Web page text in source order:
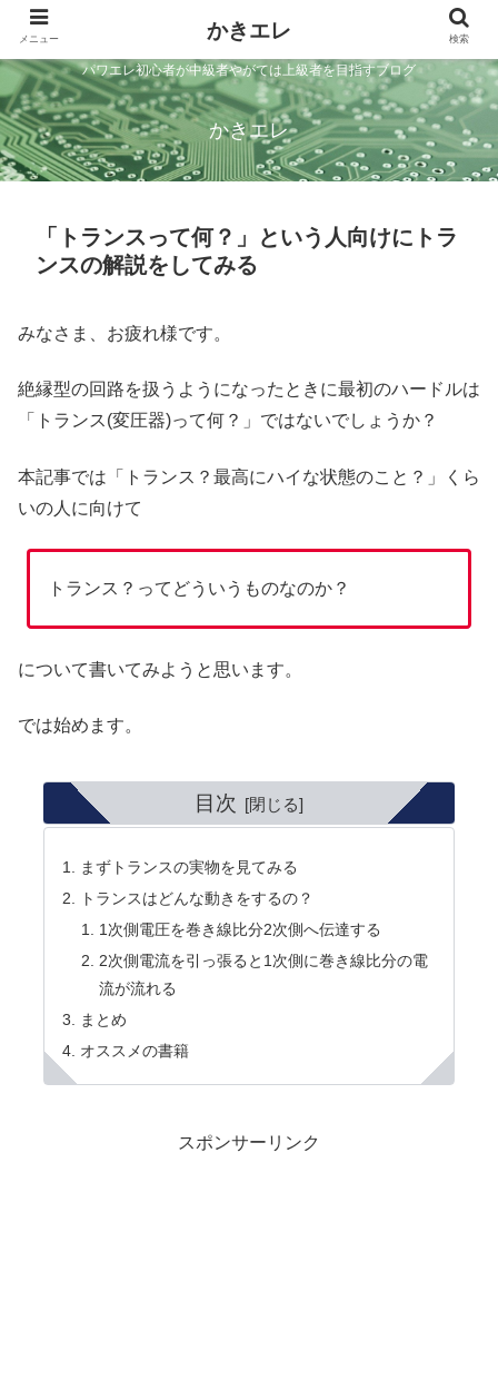
パワエレ初心者が中級者やがては上級者を目指すブログ
かきエレ
「トランスって何？」という人向けにトラ
ンスの解説をしてみる
みなさま、お疲れ様です。
絶縁型の回路を扱うようになったときに最初のハードルは
「トランス(変圧器)って何？」ではないでしょうか？
本記事では「トランス？最高にハイな状態のこと？」くら
いの人に向けて
トランス？ってどういうものなのか？
について書いてみようと思います。
では始めます。
目次
まずトランスの実物を見てみる
トランスはどんな動きをするの？
1次側電圧を巻き線比分2次側へ伝達する
2次側電流を引っ張ると1次側に巻き線比分の電
流が流れる
まとめ
オススメの書籍
スポンサーリンク
メニュー かきエレ 検索